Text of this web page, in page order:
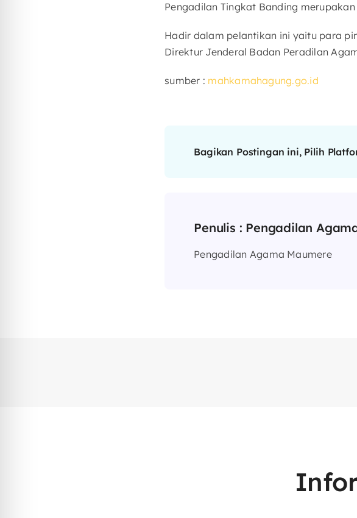
Pengadilan Tingkat Banding
Hadir dalam pelantikan ini yaitu para
Direktur Jenderal Badan Peradilan
sumber : mahkamahagung.go.id
Bagikan Postingan ini, Pilih
Penulis : Pengadilan
Pengadilan Agama Maumere